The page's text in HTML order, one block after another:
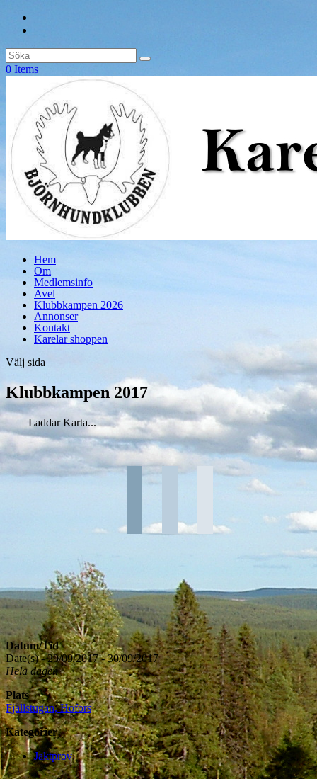
0 Items
Hem
Om
Medlemsinfo
Avel
Klubbkampen 2026
Annonser
Kontakt
Karelar shoppen
Välj sida
Klubbkampen 2017
Laddar Karta...
Datum/Tid
Date(s) - 29/09/2017 - 30/09/2017
Hela dagen
Plats
Fjällstugan, Hofors
Kategorier
Jaktprov